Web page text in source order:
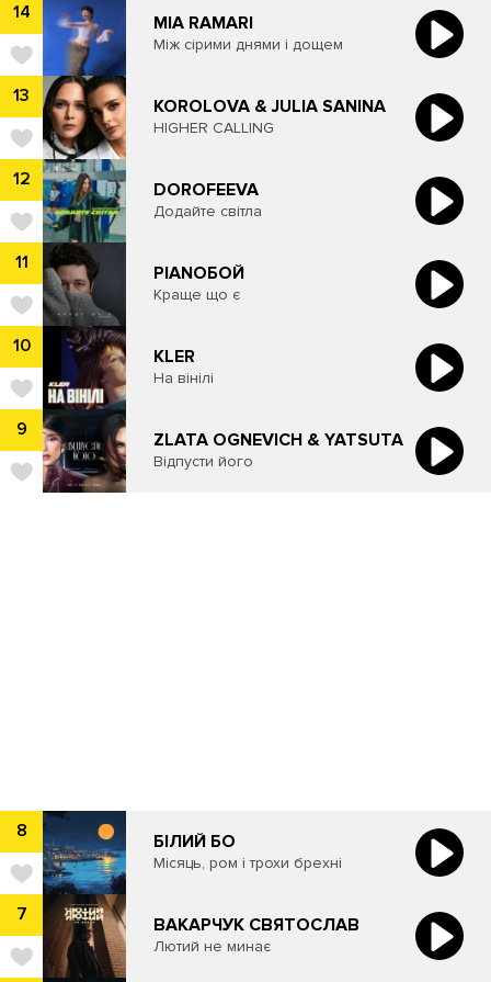
14 MIA RAMARI
Між сірими днями і дощем
13 KOROLOVA & JULIA SANINA
HIGHER CALLING
12 DOROFEEVA
Додайте світла
11 PIANOБОЙ
Краще що є
10 ​KLER
На вінілі
9 ZLATA OGNEVICH & YATSUTA
Відпусти його
8 ​БІЛИЙ БО
Місяць, ром і трохи брехні
7 ВАКАРЧУК ​СВЯТОСЛАВ
Лютий не минає